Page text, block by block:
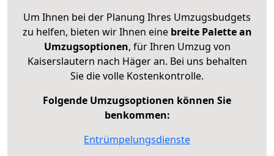
Um Ihnen bei der Planung Ihres Umzugsbudgets
zu helfen, bieten wir Ihnen eine breite Palette an
Umzugsoptionen, für Ihren Umzug von
Kaiserslautern nach Häger an. Bei uns behalten
Sie die volle Kostenkontrolle.
Folgende Umzugsoptionen können Sie
benkommen:
Entrümpelungsdienste